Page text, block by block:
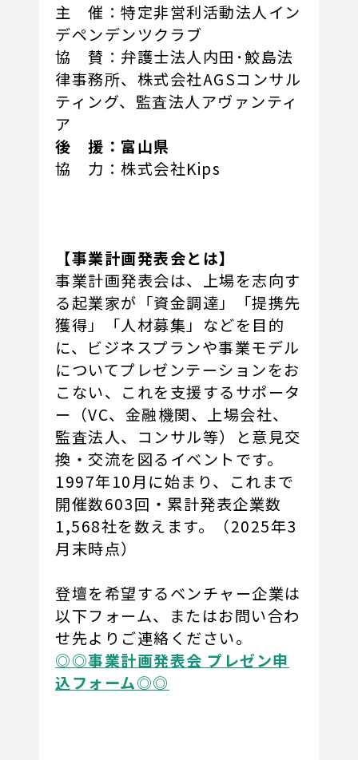
主 催：特定非営利活動法人イン
デペンデンツクラブ
協 賛：弁護士法人内田･鮫島法
律事務所、株式会社AGSコンサル
ティング、監査法人アヴァンティ
ア
後 援：富山県
協 力：株式会社Kips
【事業計画発表会とは】
事業計画発表会は、上場を志向す
る起業家が「資金調達」「提携先
獲得」「人材募集」などを目的
に、ビジネスプランや事業モデル
についてプレゼンテーションをお
こない、これを支援するサポータ
ー（VC、金融機関、上場会社、
監査法人、コンサル等）と意見交
換・交流を図るイベントです。
1997年10月に始まり、これまで
開催数603回・累計発表企業数
1,568社を数えます。（2025年3
月末時点）
登壇を希望するベンチャー企業は
以下フォーム、またはお問い合わ
せ先よりご連絡ください。
◎◎事業計画発表会 プレゼン申
込フォーム◎◎